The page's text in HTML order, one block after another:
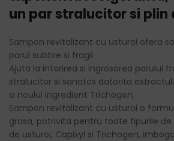
un par stralucitor si plin
Sampon revitalizant cu usturoi ofera
parul subtire si fragil.
Ajuta la intarirea si ingrosarea parului
stralucitor si sanatos datorita
si noului ingredient Trichogen.
Sampon revitalizant cu usturoi o
grasa, potrivita pentru toate tipurile
de usturoi, Capixyl si Trichogen,